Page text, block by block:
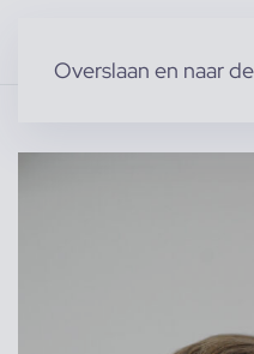
Overslaan en naar